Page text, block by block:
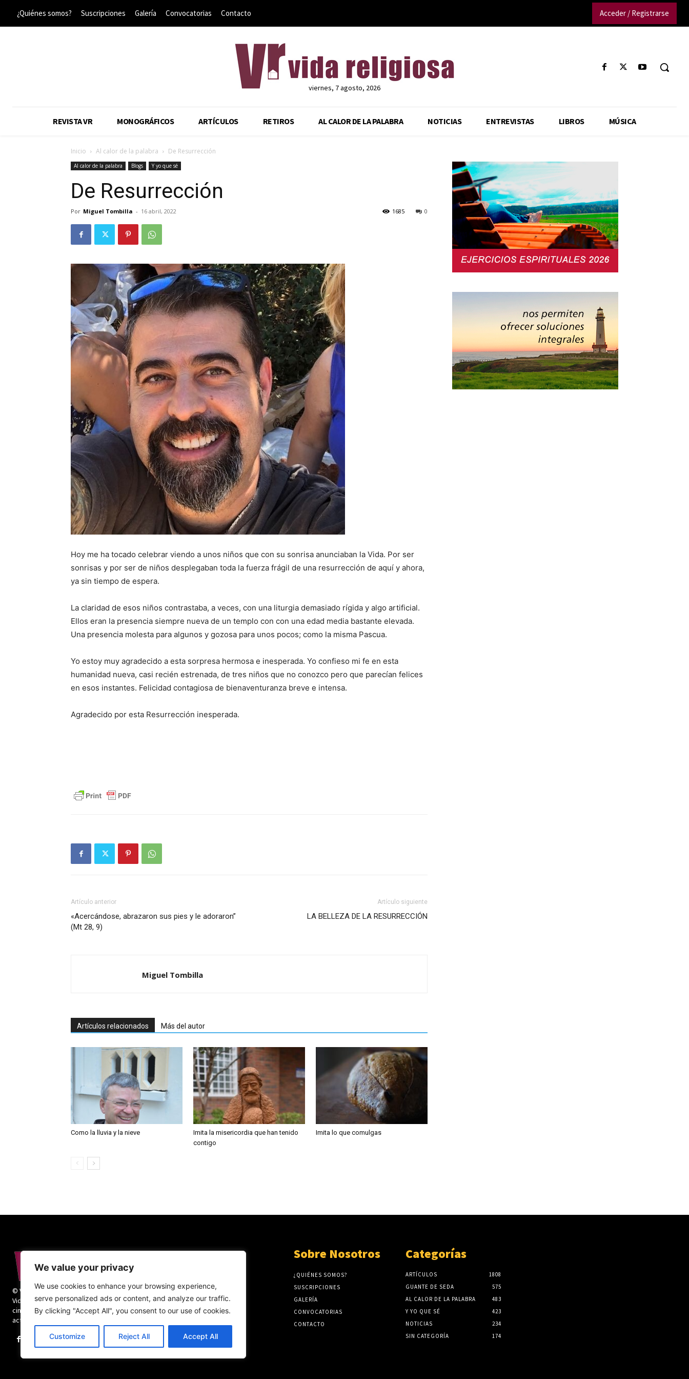
We value your privacy
We use cookies to enhance your browsing experience,
serve personalized ads or content, and analyze our traffic.
By clicking "Accept All", you consent to our use of cookies.
Customize Reject All Accept All
¿Quiénes somos? Suscripciones Galería Convocatorias Contacto Acceder / Registrarse
viernes, 7 agosto, 2026
REVISTA VR MONOGRÁFICOS ARTÍCULOS RETIROS AL CALOR DE LA PALABRA NOTICIAS ENTREVISTAS LIBROS MÚSICA
Inicio Al calor de la palabra De Resurrección
Al calor de la palabra Blogs Y yo que sé
De Resurrección
Por Miguel Tombilla - 16 abril, 2022 0
1685
Hoy me ha tocado celebrar viendo a unos niños que con su sonrisa anunciaban la Vida. Por ser
sonrisas y por ser de niños desplegaban toda la fuerza frágil de una resurrección de aquí y ahora,
ya sin tiempo de espera.
La claridad de esos niños contrastaba, a veces, con una liturgia demasiado rígida y algo artificial.
Ellos eran la presencia siempre nueva de un templo con con una edad media bastante elevada.
Una presencia molesta para algunos y gozosa para unos pocos; como la misma Pascua.
Yo estoy muy agradecido a esta sorpresa hermosa e inesperada. Yo confieso mi fe en esta
humanidad nueva, casi recién estrenada, de tres niños que no conozco pero que parecían felices
en esos instantes. Felicidad contagiosa de bienaventuranza breve e intensa.
Agradecido por esta Resurrección inesperada.
Artículo anterior
«Acercándose, abrazaron sus pies y le adoraron”
(Mt 28, 9)
Artículo siguiente
LA BELLEZA DE LA RESURRECCIÓN
Miguel Tombilla
Artículos relacionados Más del autor
Como la lluvia y la nieve
Imita la misericordia que han tenido
contigo
Imita lo que comulgas
© Vida Religiosa. Todos los derechos reservados.
Vida Religiosa es una revista mensual y además
cinco números monográficos sobre teología y
actualidad de la vida religiosa.
Sobre Nosotros
¿QUIÉNES SOMOS?
SUSCRIPCIONES
GALERÍA
CONVOCATORIAS
CONTACTO
Categorías
ARTÍCULOS
1808
GUANTE DE SEDA
575
AL CALOR DE LA PALABRA
483
Y YO QUE SÉ
423
NOTICIAS
234
SIN CATEGORÍA
174